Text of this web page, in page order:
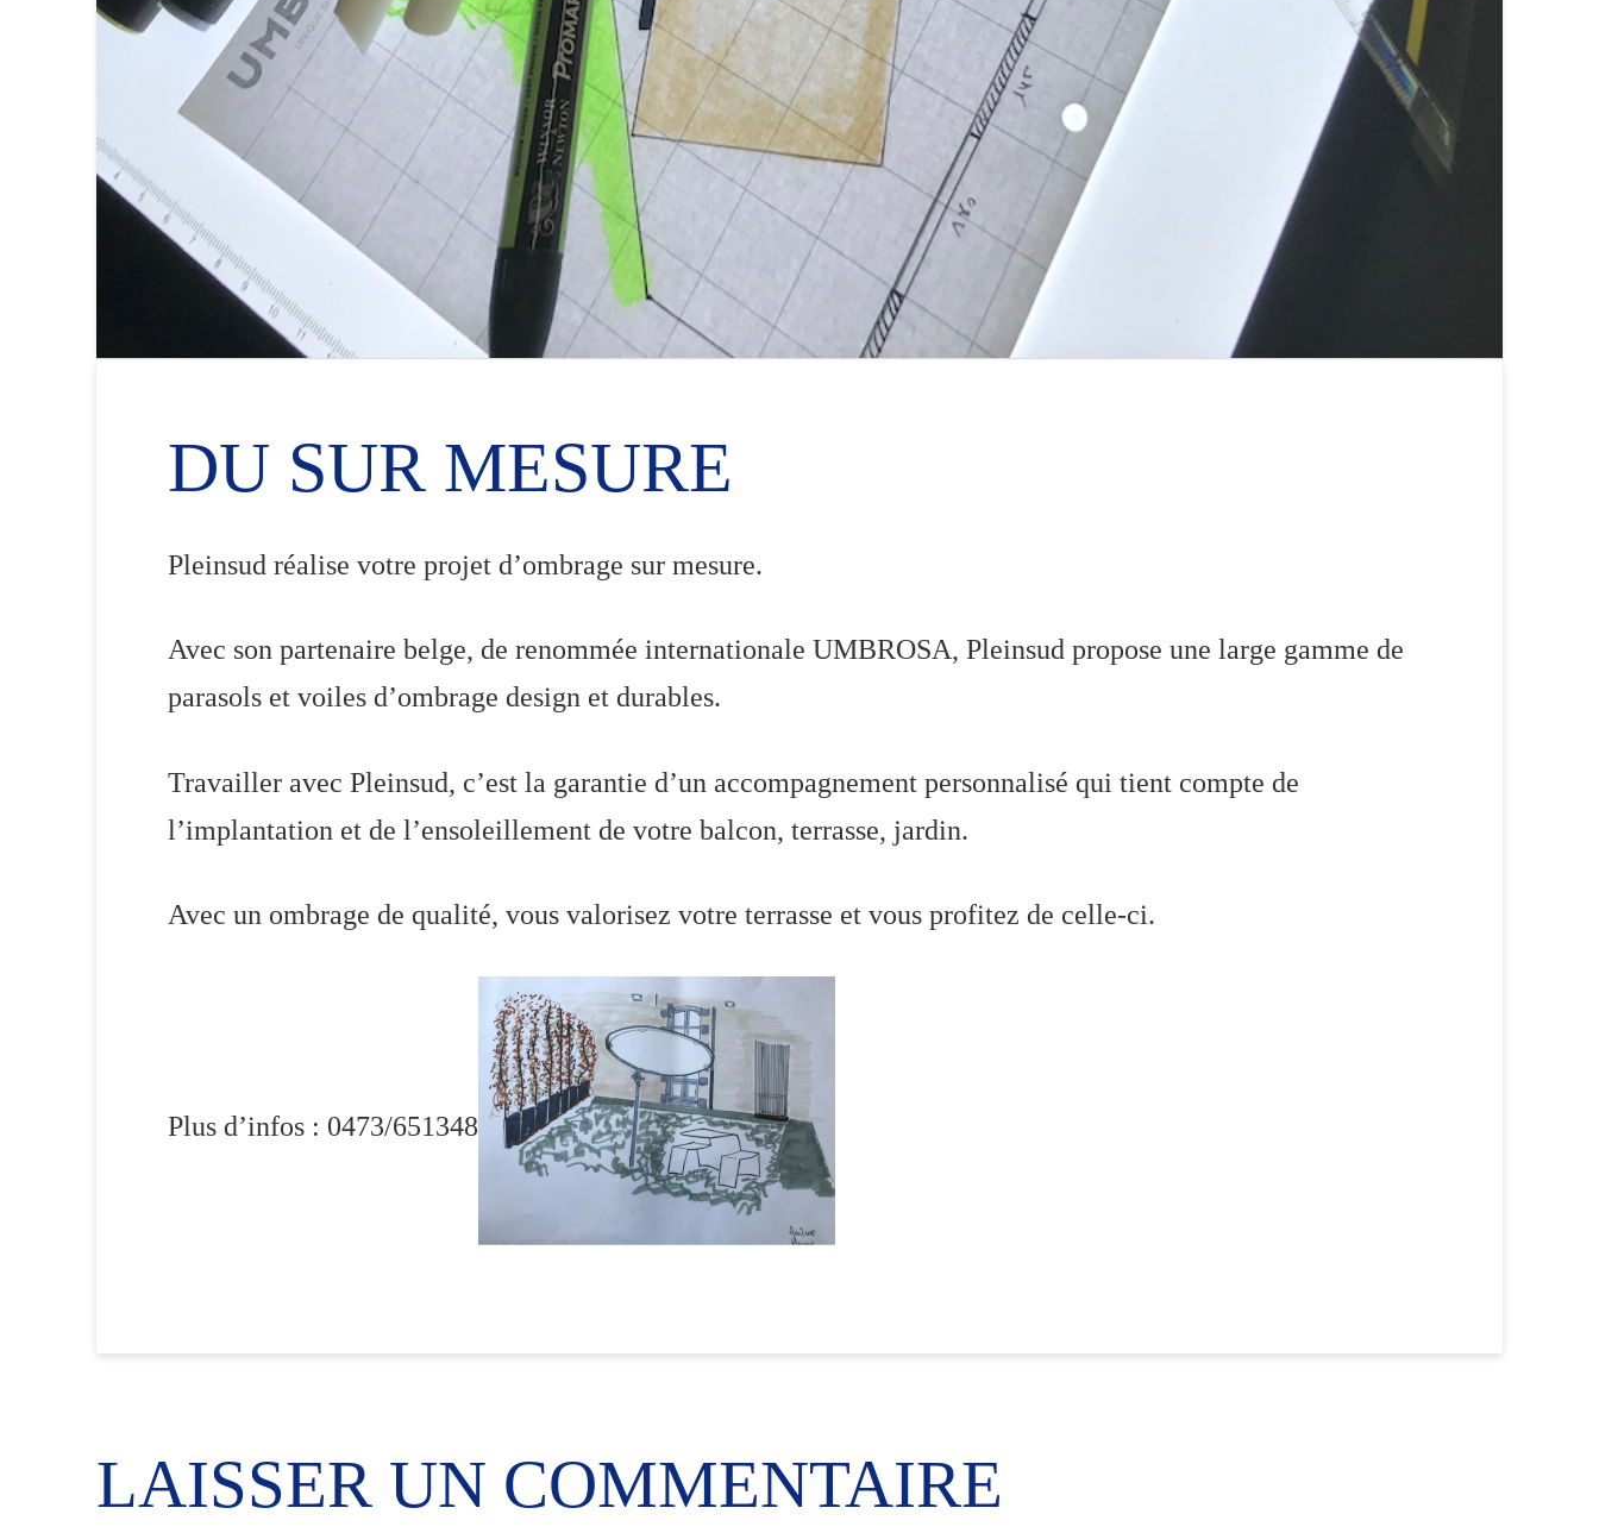
DU SUR MESURE
Pleinsud réalise votre projet d’ombrage sur mesure.
Avec son partenaire belge, de renommée internationale UMBROSA, Pleinsud propose une large gamme de
parasols et voiles d’ombrage design et durables.
Travailler avec Pleinsud, c’est la garantie d’un accompagnement personnalisé qui tient compte de
l’implantation et de l’ensoleillement de votre balcon, terrasse, jardin.
Avec un ombrage de qualité, vous valorisez votre terrasse et vous profitez de celle-ci.
Plus d’infos : 0473/651348
LAISSER UN COMMENTAIRE